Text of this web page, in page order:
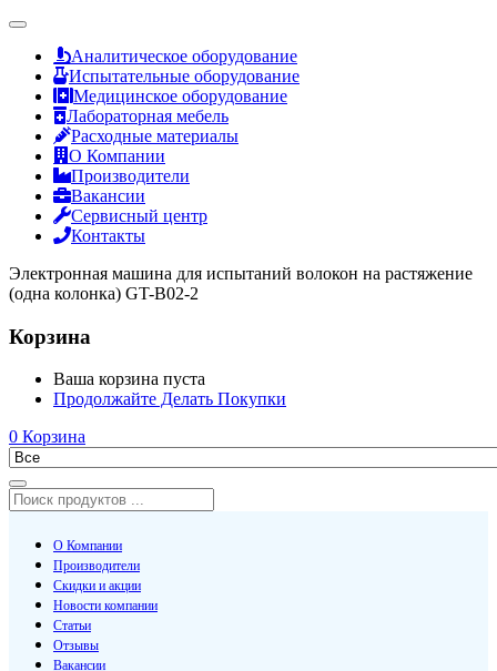
Аналитическое оборудование
Испытательные оборудование
Медицинское оборудование
Лабораторная мебель
Расходные материалы
О Компании
Производители
Вакансии
Сервисный центр
Контакты
Электронная машина для испытаний волокон на растяжение
(одна колонка) GT-B02-2
Корзина
Ваша корзина пуста
Продолжайте Делать Покупки
0 Корзина
О Компании
Производители
Скидки и акции
Новости компании
Статьи
Отзывы
Вакансии